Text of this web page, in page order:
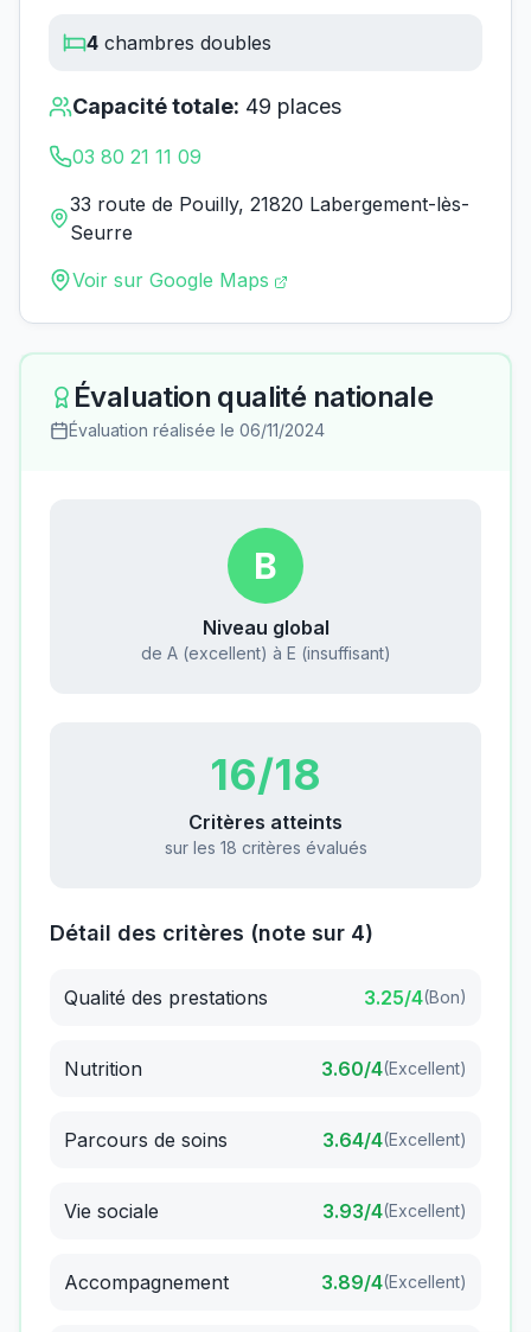
4 chambres doubles
Capacité totale: 49 places
03 80 21 11 09
33 route de Pouilly, 21820 Labergement-lès-
Seurre
Voir sur Google Maps
Évaluation qualité nationale
Évaluation réalisée le 06/11/2024
B
Niveau global
de A (excellent) à E (insuffisant)
16/18
Critères atteints
sur les 18 critères évalués
Détail des critères (note sur 4)
Qualité des prestations 3.25/4(Bon)
Nutrition 3.60/4(Excellent)
Parcours de soins 3.64/4(Excellent)
Vie sociale 3.93/4(Excellent)
Accompagnement 3.89/4(Excellent)